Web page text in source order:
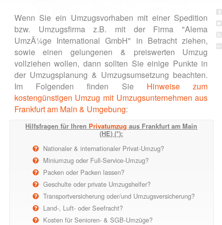
Wenn Sie ein Umzugsvorhaben mit einer Spedition
bzw. Umzugsfirma z.B. mit der Firma "Alema
UmzÃ¼ge International GmbH" in Betracht ziehen,
sowie einen gelungenen & preiswerten Umzug
vollziehen wollen, dann sollten Sie einige Punkte in
der Umzugsplanung & Umzugsumsetzung beachten.
Im Folgenden finden Sie Hinweise zum
kostengünstigen Umzug mit Umzugsunternehmen aus
Frankfurt am Main & Umgebung:
Hilfsfragen für Ihren Privatumzug aus Frankfurt am Main
(HE) (*):
Nationaler & internationaler Privat-Umzug?
Miniumzug oder Full-Service-Umzug?
Packen oder Packen lassen?
Geschulte oder private Umzugshelfer?
Transportversicherung oder/und Umzugsversicherung?
Land-, Luft- oder Seefracht?
Kosten für Senioren- & SGB-Umzüge?